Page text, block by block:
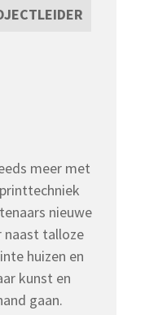
meer met
nieuwe
naast talloze
huizen en
kunst en
gaan.